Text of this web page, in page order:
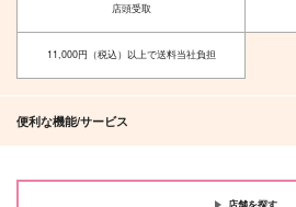
店頭受取
11,000円（税込）以上で送料当社負担
便利な機能/サービス